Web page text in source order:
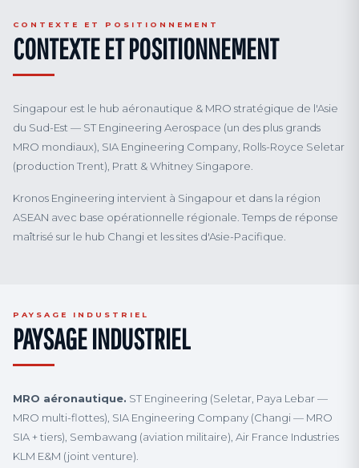
CONTEXTE ET POSITIONNEMENT
CONTEXTE ET POSITIONNEMENT
Singapour est le hub aéronautique & MRO stratégique de l'Asie
du Sud-Est — ST Engineering Aerospace (un des plus grands
MRO mondiaux), SIA Engineering Company, Rolls-Royce Seletar
(production Trent), Pratt & Whitney Singapore.
Kronos Engineering intervient à Singapour et dans la région
ASEAN avec base opérationnelle régionale. Temps de réponse
maîtrisé sur le hub Changi et les sites d'Asie-Pacifique.
PAYSAGE INDUSTRIEL
PAYSAGE INDUSTRIEL
MRO aéronautique. ST Engineering (Seletar, Paya Lebar —
MRO multi-flottes), SIA Engineering Company (Changi — MRO
SIA + tiers), Sembawang (aviation militaire), Air France Industries
KLM E&M (joint venture).